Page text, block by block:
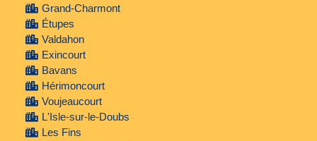
Grand-Charmont
Étupes
Valdahon
Exincourt
Bavans
Hérimoncourt
Voujeaucourt
L'Isle-sur-le-Doubs
Les Fins